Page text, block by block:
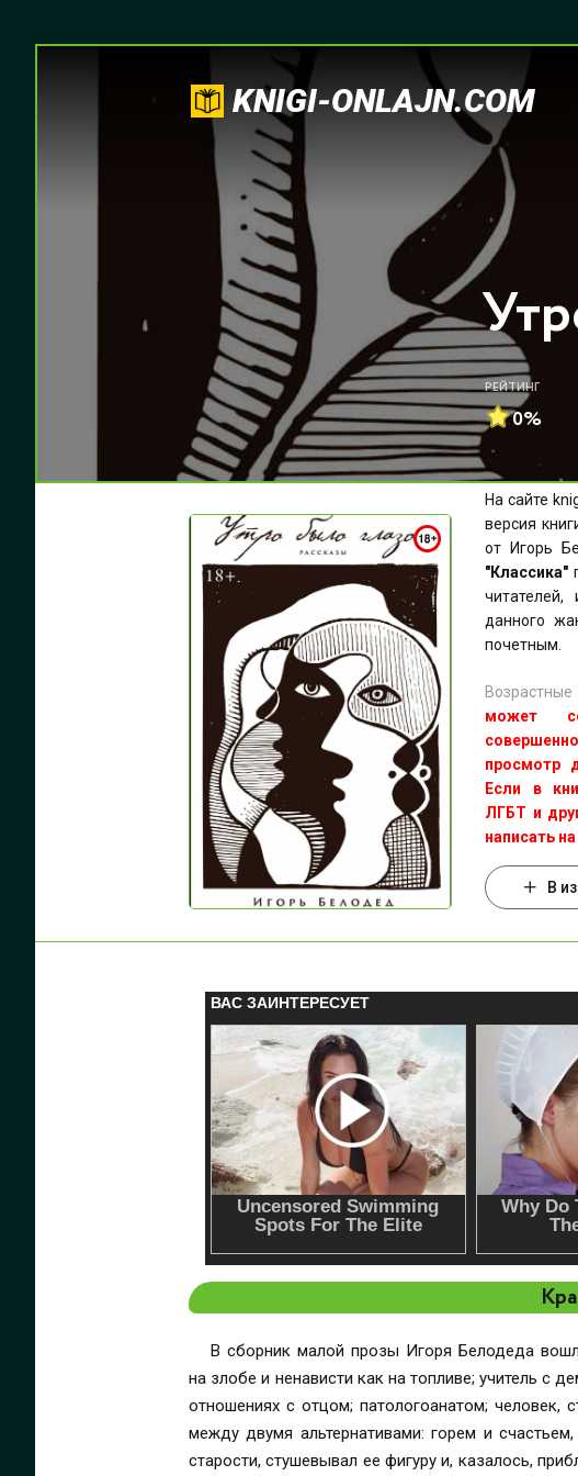
KNIGI-ONLAJN.COM
РЕЙТИНГ
0%
На сайте
версия
от Игорь
"Классика"
данного
почетным.
может
просмотр
Если в
ЛГБТ и
написать
В
В сборник малой прозы Игоря Белодеда
на злобе и ненависти как на топливе; учитель с
отношениях с отцом; патологоанатом; человек,
между двумя альтернативами: горем и
старости, стушевывал ее фигуру и, казалось,